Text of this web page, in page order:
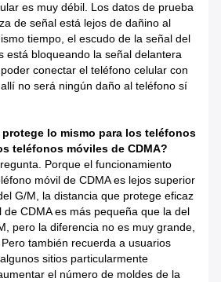
es muy débil. Los datos de prueba
de señal está lejos de dañino al
tiempo, el escudo de la señal del
está bloqueando la señal delantera
conectar el teléfono celular con
no será ningún daño al teléfono sí
lo mismo para los teléfonos
teléfonos móviles de CDMA?
Porque el funcionamiento
móvil de CDMA es lejos superior
G/M, la distancia que protege eficaz
de CDMA es más pequeña que la del
pero la diferencia no es muy grande,
también recuerda a usuarios
sitios particularmente
el número de moldes de la